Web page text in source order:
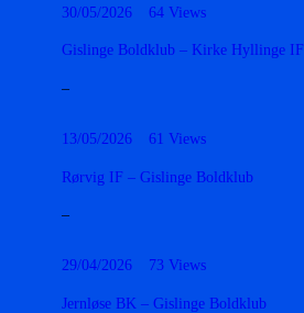
30/05/2026 64 Views
Gislinge Boldklub – Kirke Hyllinge IF
–
13/05/2026 61 Views
Rørvig IF – Gislinge Boldklub
–
29/04/2026 73 Views
Jernløse BK – Gislinge Boldklub